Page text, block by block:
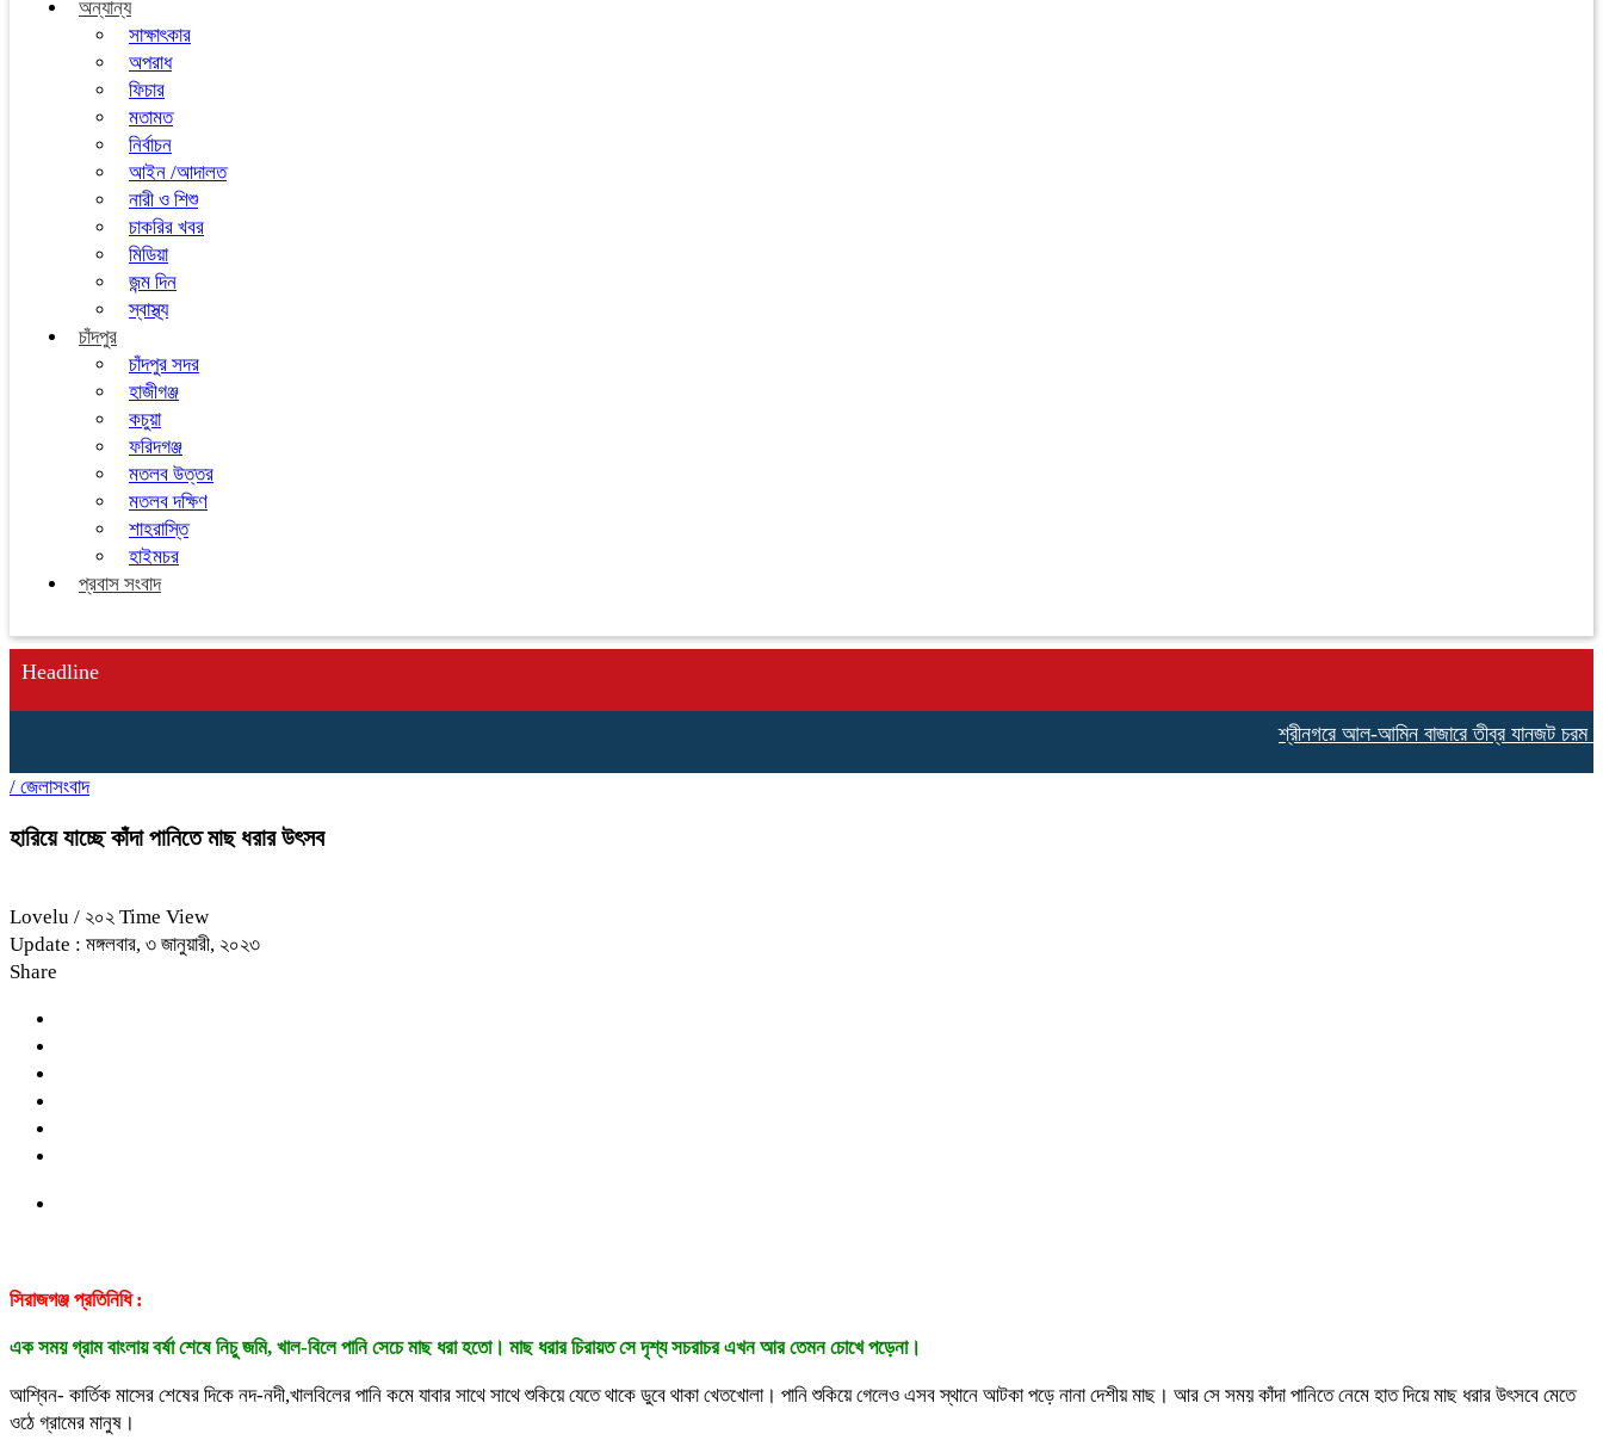
অন্যান্য
সাক্ষাৎকার
অপরাধ
ফিচার
মতামত
নির্বাচন
আইন /আদালত
নারী ও শিশু
চাকরির খবর
মিডিয়া
জন্ম দিন
স্বাস্থ্য
চাঁদপুর
চাঁদপুর সদর
হাজীগঞ্জ
কচুয়া
ফরিদগঞ্জ
মতলব উত্তর
মতলব দক্ষিণ
শাহরাস্তি
হাইমচর
প্রবাস সংবাদ
Headline
শ্রীনগরে আল-আমিন বাজারে তীব্র যানজট চরম
/ জেলাসংবাদ
হারিয়ে যাচ্ছে কাঁদা পানিতে মাছ ধরার উৎসব
Lovelu / ২০২ Time View
Update : মঙ্গলবার, ৩ জানুয়ারী, ২০২৩
Share
সিরাজগঞ্জ প্রতিনিধি :
এক সময় গ্রাম বাংলায় বর্ষা শেষে নিচু জমি, খাল-বিলে পানি সেচে মাছ ধরা হতো। মাছ ধরার চিরায়ত সে দৃশ্য সচরাচর এখন আর তেমন চোখে পড়েনা।
আশ্বিন- কার্তিক মাসের শেষের দিকে নদ-নদী,খালবিলের পানি কমে যাবার সাথে সাথে শুকিয়ে যেতে থাকে ডুবে থাকা খেতখোলা। পানি শুকিয়ে গেলেও এসব স্থানে আটকা পড়ে নানা দেশীয় মাছ। আর সে সময় কাঁদা পানিতে নেমে হাত দিয়ে মাছ ধরার উৎসবে মেতে
ওঠে গ্রামের মানুষ।